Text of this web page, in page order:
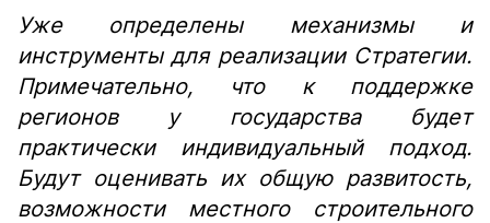
Уже определены механизмы и
инструменты для реализации Стратегии.
Примечательно, что к поддержке
регионов у государства будет
практически индивидуальный подход.
Будут оценивать их общую развитость,
возможности местного строительного